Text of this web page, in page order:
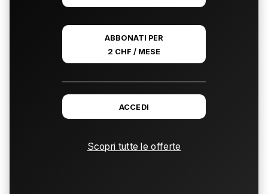
ABBONATI PER
2 CHF / MESE
ACCEDI
Scopri tutte le offerte